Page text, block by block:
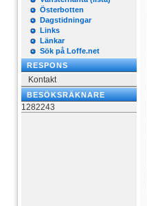
Österbotten
Dagstidningar
Links
Länkar
Sök på Loffe.net
RESPONS
Kontakt
BESÖKSRÄKNARE
1282243